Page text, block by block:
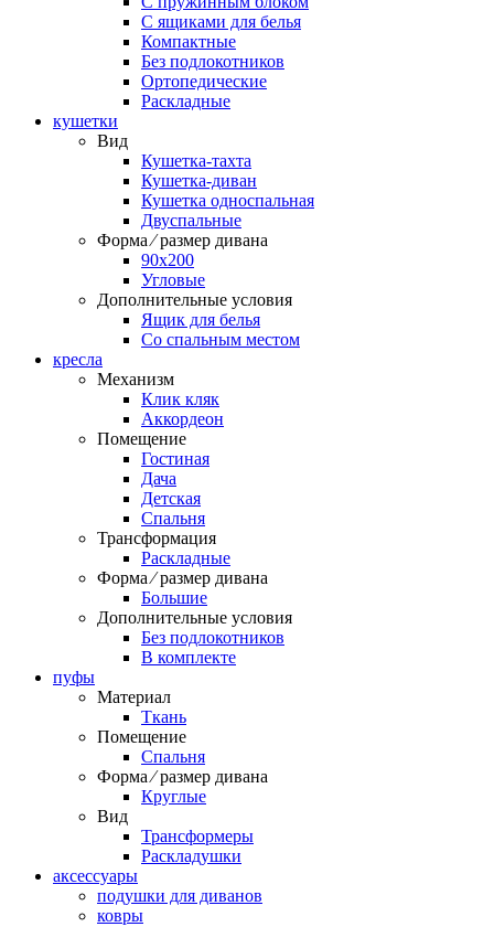
С ящиками для белья
Компактные
Без подлокотников
Ортопедические
Раскладные
кушетки
Вид
Кушетка-тахта
Кушетка-диван
Кушетка односпальная
Двуспальные
Форма ⁄ размер дивана
90х200
Угловые
Дополнительные условия
Ящик для белья
Со спальным местом
кресла
Механизм
Клик кляк
Аккордеон
Помещение
Гостиная
Дача
Детская
Спальня
Трансформация
Раскладные
Форма ⁄ размер дивана
Большие
Дополнительные условия
Без подлокотников
В комплекте
пуфы
Материал
Ткань
Помещение
Спальня
Форма ⁄ размер дивана
Круглые
Вид
Трансформеры
Раскладушки
аксессуары
подушки для диванов
ковры